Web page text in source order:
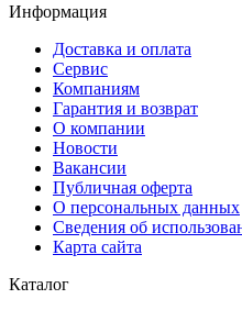
Информация
Доставка и оплата
Сервис
Компаниям
Гарантия и возврат
О компании
Новости
Вакансии
Публичная оферта
О персональных данных
Сведения об
Карта сайта
Каталог